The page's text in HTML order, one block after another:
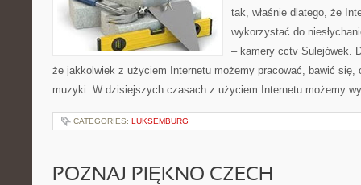
tak, właśnie dlatego, że
wykorzystać do
– kamery cctv Sulejówek.
że jakkolwiek z użyciem Internetu możemy pracować, bawić się,
muzyki. W dzisiejszych czasach z użyciem Internetu możemy
CATEGORIES: LUKSEMBURG
POZNAJ PIĘKNO CZECH